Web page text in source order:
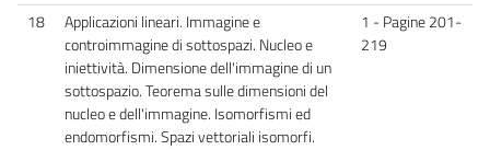
18
Applicazioni lineari. Immagine e
controimmagine di sottospazi. Nucleo e
iniettività. Dimensione dell'immagine di un
sottospazio. Teorema sulle dimensioni del
nucleo e dell'immagine. Isomorfismi ed
endomorfismi. Spazi vettoriali isomorfi.
1 - Pagine 201-
219